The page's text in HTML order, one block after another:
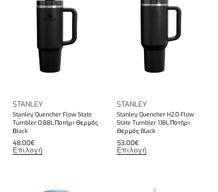
STANLEY
Stanley Quencher Flow State
Tumbler 0.88L Ποτήρι Θερμός
Βlack
48.00€
Επιλογή
STANLEY
Stanley Quencher H2.0 Flow
State Tumbler 1.18L Ποτήρι
Θερμός Black
53.00€
Επιλογή